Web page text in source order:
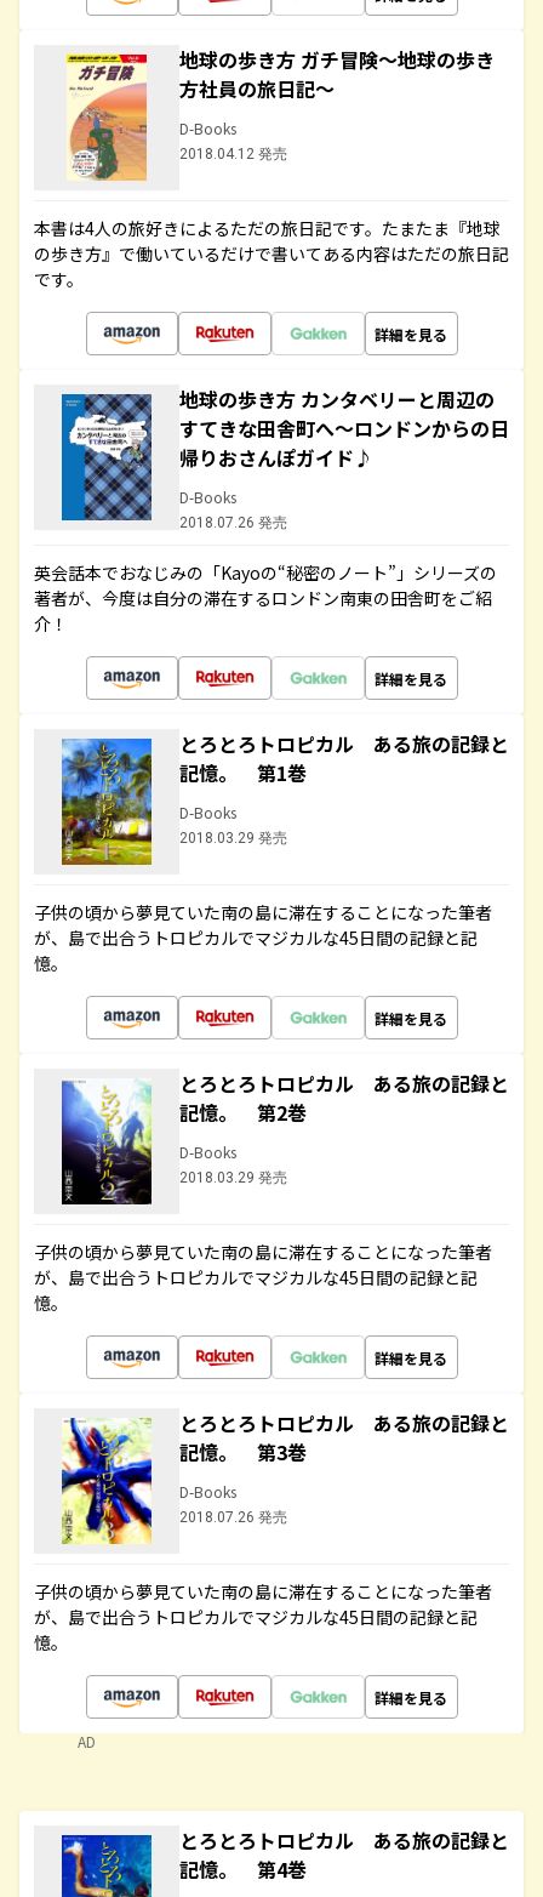
地球の歩き方 ガチ冒険～地球の歩き
方社員の旅日記～
D-Books
2018.04.12 発売
本書は4人の旅好きによるただの旅日記です。たまたま『地球
の歩き方』で働いているだけで書いてある内容はただの旅日記
です。
詳細を見る
地球の歩き方 カンタベリーと周辺の
すてきな田舎町へ～ロンドンからの日
帰りおさんぽガイド♪
D-Books
2018.07.26 発売
英会話本でおなじみの「Kayoの“秘密のノート”」シリーズの
著者が、今度は自分の滞在するロンドン南東の田舎町をご紹
介！
詳細を見る
とろとろトロピカル ある旅の記録と
記憶。 第1巻
D-Books
2018.03.29 発売
子供の頃から夢見ていた南の島に滞在することになった筆者
が、島で出合うトロピカルでマジカルな45日間の記録と記
憶。
詳細を見る
とろとろトロピカル ある旅の記録と
記憶。 第2巻
D-Books
2018.03.29 発売
子供の頃から夢見ていた南の島に滞在することになった筆者
が、島で出合うトロピカルでマジカルな45日間の記録と記
憶。
詳細を見る
とろとろトロピカル ある旅の記録と
記憶。 第3巻
D-Books
2018.07.26 発売
子供の頃から夢見ていた南の島に滞在することになった筆者
が、島で出合うトロピカルでマジカルな45日間の記録と記
憶。
詳細を見る
AD
とろとろトロピカル ある旅の記録と
記憶。 第4巻